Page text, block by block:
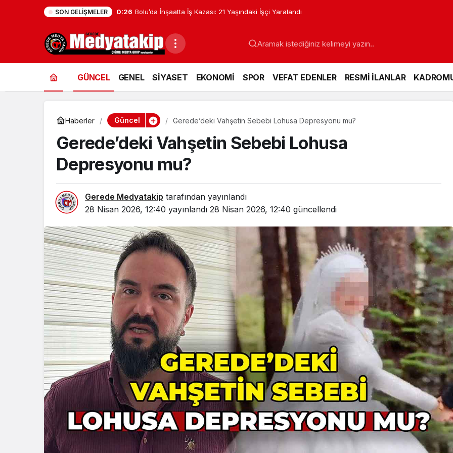
SON GELIŞMELER 0:26 Bolu’da İnşaatta İş Kazası: 21 Yaşındaki İşçi Yaralandı
GÜNCEL GENEL SİYASET EKONOMİ SPOR VEFAT EDENLER RESMİ İLANLAR
Haberler Güncel Gerede’deki Vahşetin Sebebi Lohusa Depresyonu mu?
Gerede’deki Vahşetin Sebebi Lohusa
Depresyonu mu?
Gerede Medyatakip tarafından yayınlandı
28 Nisan 2026, 12:40 yayınlandı 28 Nisan 2026, 12:40 güncellendi
Gerede’de Esentepe
Girişindeki Ayı
Görüntüleri Gündem
Güncel
Bolu’da İnşaatta İş
Kazası: 21 Yaşındaki İşçi
Yaralandı
Güncel
Gerede’de Emniyet
Düğmeye Bastı